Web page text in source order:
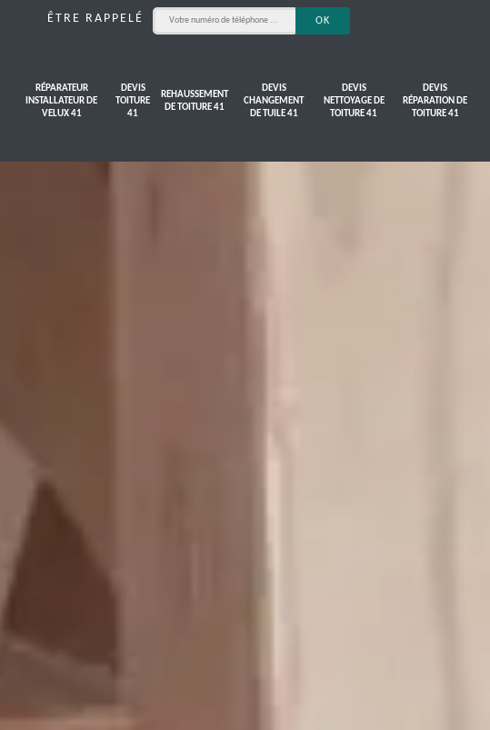
ÊTRE RAPPELÉ
RÉPARATEUR
INSTALLATEUR DE
VELUX 41
DEVIS
TOITURE
41
REHAUSSEMENT
DE TOITURE 41
DEVIS
CHANGEMENT
DE TUILE 41
DEVIS
NETTOYAGE DE
TOITURE 41
DEVIS
RÉPARATION DE
TOITURE 41